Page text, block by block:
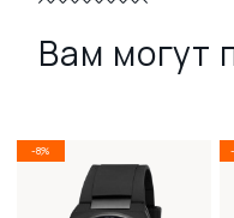
Вам могут
-8%